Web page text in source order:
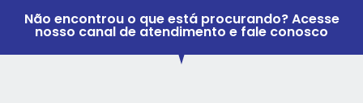
Não encontrou o que está procurando? Acesse
nosso canal de atendimento e fale conosco